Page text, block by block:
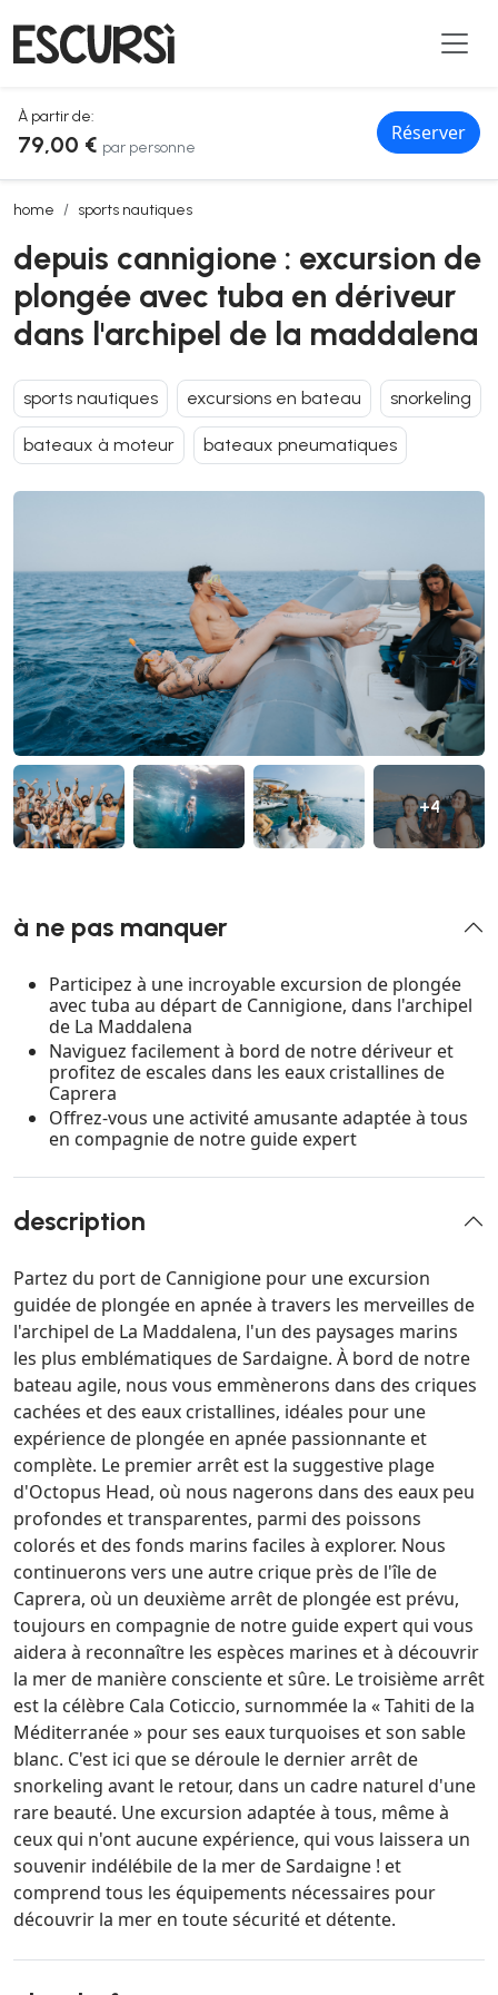
À partir de:
79,00 € par personne
Réserver
home sports nautiques
depuis cannigione : excursion de plongée avec tuba en dériveur
depuis cannigione : excursion de
plongée avec tuba en dériveur
dans l'archipel de la maddalena
sports nautiques excursions en bateau snorkeling
bateaux à moteur bateaux pneumatiques
+4
à ne pas manquer
Participez à une incroyable excursion de plongée
avec tuba au départ de Cannigione, dans l'archipel
de La Maddalena
Naviguez facilement à bord de notre dériveur et
profitez de escales dans les eaux cristallines de
Caprera
Offrez-vous une activité amusante adaptée à tous
en compagnie de notre guide expert
description
Partez du port de Cannigione pour une excursion
guidée de plongée en apnée à travers les merveilles de
l'archipel de La Maddalena, l'un des paysages marins
les plus emblématiques de Sardaigne. À bord de notre
bateau agile, nous vous emmènerons dans des criques
cachées et des eaux cristallines, idéales pour une
expérience de plongée en apnée passionnante et
complète. Le premier arrêt est la suggestive plage
d'Octopus Head, où nous nagerons dans des eaux peu
profondes et transparentes, parmi des poissons
colorés et des fonds marins faciles à explorer. Nous
continuerons vers une autre crique près de l'île de
Caprera, où un deuxième arrêt de plongée est prévu,
toujours en compagnie de notre guide expert qui vous
aidera à reconnaître les espèces marines et à découvrir
la mer de manière consciente et sûre. Le troisième arrêt
est la célèbre Cala Coticcio, surnommée la « Tahiti de la
Méditerranée » pour ses eaux turquoises et son sable
blanc. C'est ici que se déroule le dernier arrêt de
snorkeling avant le retour, dans un cadre naturel d'une
rare beauté. Une excursion adaptée à tous, même à
ceux qui n'ont aucune expérience, qui vous laissera un
souvenir indélébile de la mer de Sardaigne ! et
comprend tous les équipements nécessaires pour
découvrir la mer en toute sécurité et détente.